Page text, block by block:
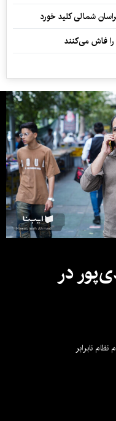
شمالی کلید خورد
را فاش می‌کنند
در
نظام نابرابر